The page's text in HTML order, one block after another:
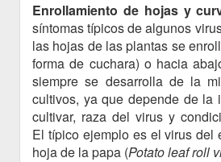
Enrollamiento de hojas y
síntomas típicos de algunos
las hojas de las plantas se
forma de cuchara) o hacia
siempre se desarrolla de la
cultivos, ya que depende de la
cultivar, raza del virus y
El típico ejemplo es el virus del
hoja de la papa (Potato leaf roll